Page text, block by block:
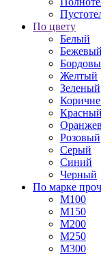
По цвету
Белый
Бежевый
Желтый
Зеленый
Красный
Розовый
Серый
Синий
Черный
По марке
М100
М150
М200
М250
М300